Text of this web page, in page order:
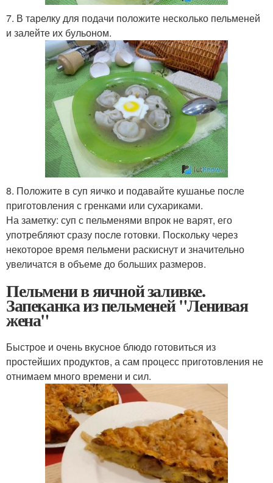
7. В тарелку для подачи положите несколько пельменей
и залейте их бульоном.
8. Положите в суп яичко и подавайте кушанье после
приготовления с гренками или сухариками.
На заметку: суп с пельменями впрок не варят, его
употребляют сразу после готовки. Поскольку через
некоторое время пельмени раскиснут и значительно
увеличатся в объеме до больших размеров.
Пельмени в яичной заливке.
Запеканка из пельменей "Ленивая
жена"
Быстрое и очень вкусное блюдо готовиться из
простейших продуктов, а сам процесс приготовления не
отнимаем много времени и сил.